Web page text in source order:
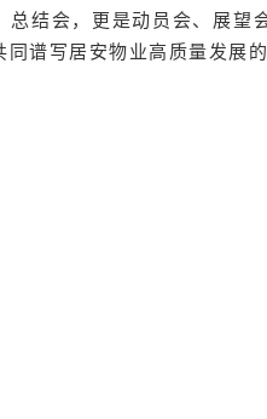
总结会，更是动员会、展
谱写居安物业高质量发展的